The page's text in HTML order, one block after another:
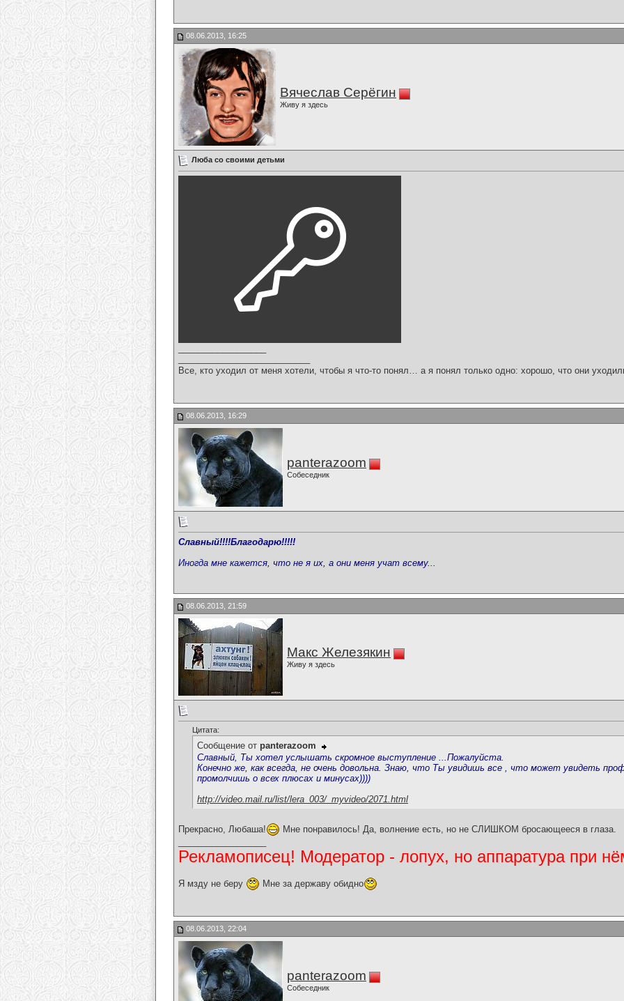
08.06.2013, 16:25
Вячеслав Серёгин
Живу я здесь
Люба со своими детьми
Все, кто уходил от меня хотели, чтобы я что-то понял… а я понял только одно: хорошо, что они
08.06.2013, 16:29
panterazoom
Собеседник
Славный!!!!Благодарю!!!!!
Иногда мне кажется, что не я их, а они меня учат всему...
08.06.2013, 21:59
Макс Железякин
Живу я здесь
Цитата:
Сообщение от panterazoom
Славный, Ты хотел услышать скромное выступление ...Пожалуйста.
Конечно же, как всегда, не очень довольна. Знаю, что Ты увидишь все , что может увидеть
промолчишь о всех плюсах и минусах))))
http://video.mail.ru/list/lera_003/_myvideo/2071.html
Прекрасно, Любаша!
Мне понравилось! Да, волнение есть, но не СЛИШКОМ бросающееся в глаза.
Рекламописец! Модератор - лопух, но аппаратура при
Я мзду не беру Мне за державу обидно
08.06.2013, 22:04
panterazoom
Собеседник